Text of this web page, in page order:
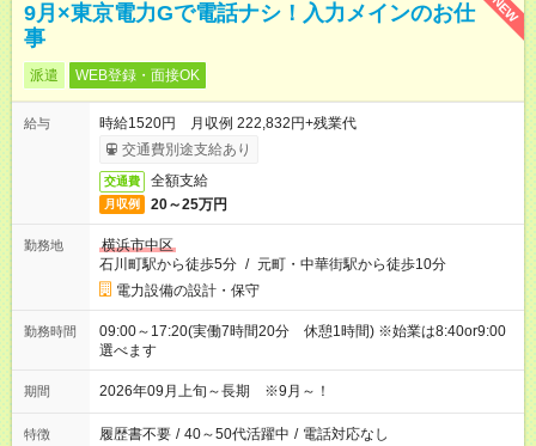
NEW
9月×東京電力Gで電話ナシ！入力メインのお仕
事
派遣 WEB登録・面接OK
給与
時給1520円 月収例 222,832円+残業代
交通費別途支給あり
交通費 全額支給
月収例 20～25万円
勤務地
横浜市中区
石川町駅から徒歩5分 / 元町・中華街駅から徒歩10分
電力設備の設計・保守
勤務時間
09:00～17:20(実働7時間20分 休憩1時間) ※始業は8:40or9:00
選べます
期間 2026年09月上旬～長期 ※9月～！
特徴 履歴書不要 / 40～50代活躍中 / 電話対応なし